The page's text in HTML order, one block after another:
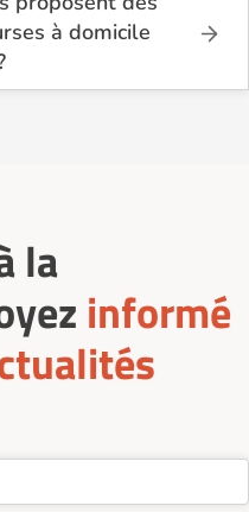
à domicile
on recense
la
informé